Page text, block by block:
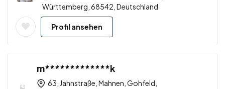
Württemberg, 68542, Deutschland
Profil ansehen
m*************k
63, Jahnstraße, Mahnen, Gohfeld,